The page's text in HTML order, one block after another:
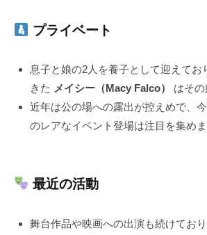
プライベート
息子と娘の2人を養子として迎えてお
きた メイシー（Macy Falco）
はその
近年は公の場への露出が控えめで、
のレアなイベント登場は注目を集めま
最近の活動
舞台作品や映画への出演も続けてお